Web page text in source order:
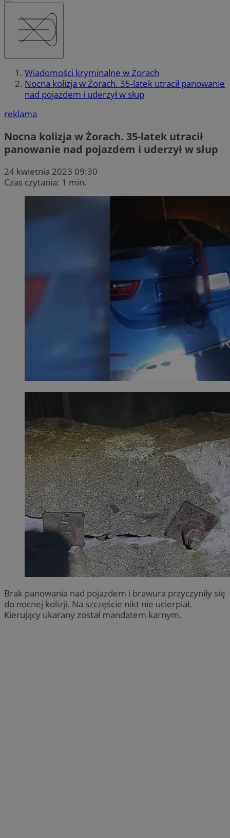
Wiadomości kryminalne w Żorach
Nocna kolizja w Żorach. 35-latek utracił panowanie
nad pojazdem i uderzył w słup
reklama
Nocna kolizja w Żorach. 35-latek utracił
panowanie nad pojazdem i uderzył w słup
24 kwietnia 2023 09:30
Czas czytania: 1 min.
Brak panowania nad pojazdem i brawura przyczyniły się
do nocnej kolizji. Na szczęście nikt nie ucierpiał.
Kierujący ukarany został mandatem karnym.